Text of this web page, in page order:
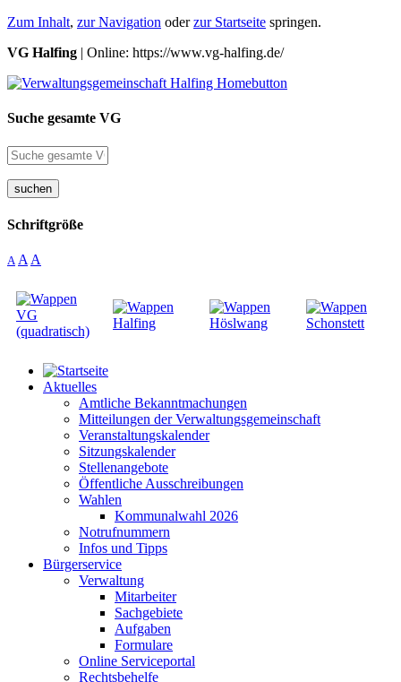
Zum Inhalt, zur Navigation oderzur Startseite springen.
VG Halfing | Online: https://www.vg-halfing.de/
Suche gesamte VG
suchen
Schriftgröße
A A A
Aktuelles
Amtliche Bekanntmachungen
Mitteilungen der Verwaltungsgemeinschaft
Veranstaltungskalender
Sitzungskalender
Stellenangebote
Öffentliche Ausschreibungen
Wahlen
Kommunalwahl 2026
Notrufnummern
Infos und Tipps
Bürgerservice
Verwaltung
Mitarbeiter
Sachgebiete
Aufgaben
Formulare
Online Serviceportal
Rechtsbehelfe